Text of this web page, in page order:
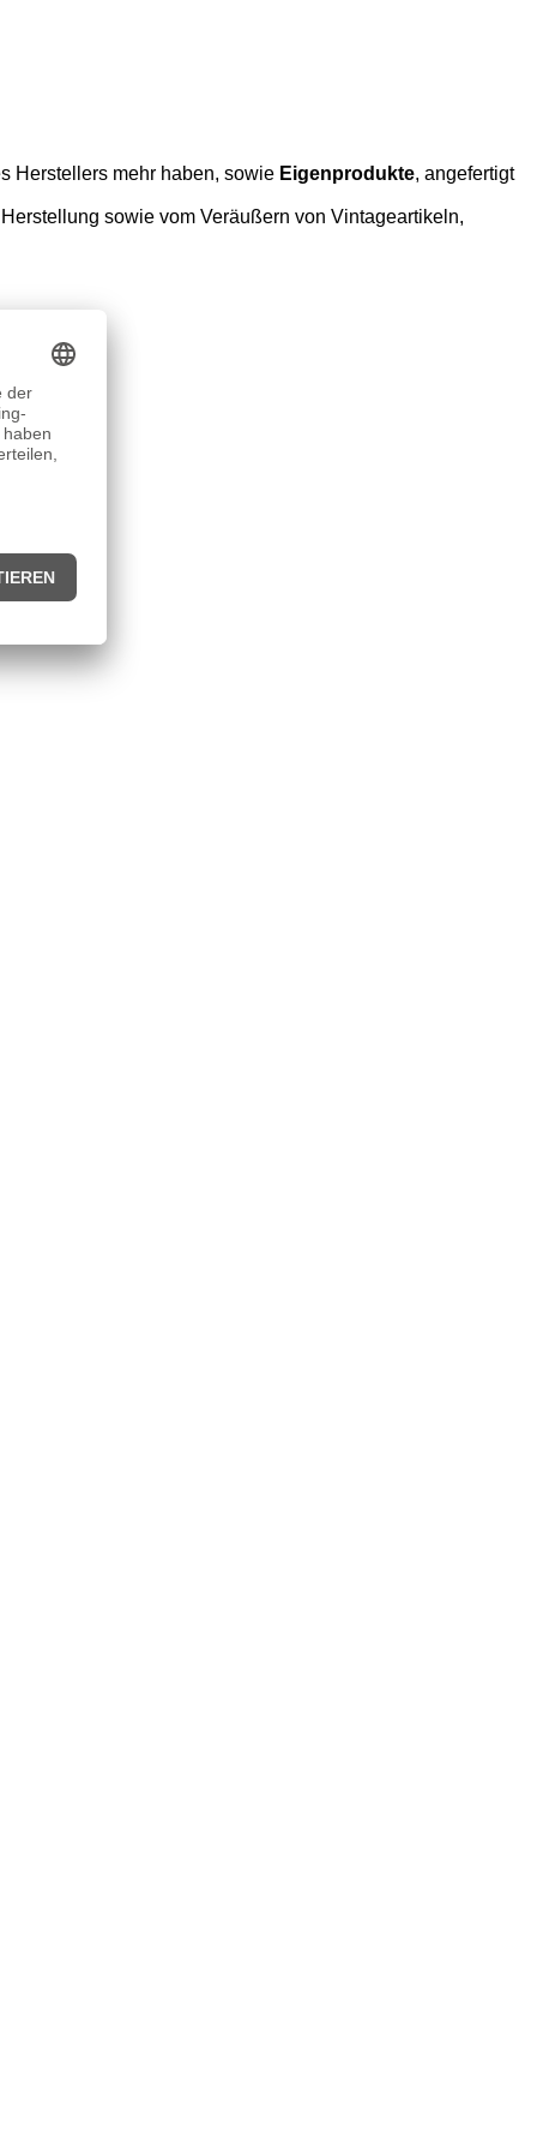
Herstellers mehr haben, sowie Eigenprodukte, angefertigt
sowie vom Veräußern von Vintageartikeln,